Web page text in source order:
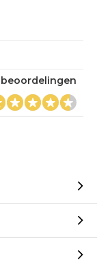
beoordelingen